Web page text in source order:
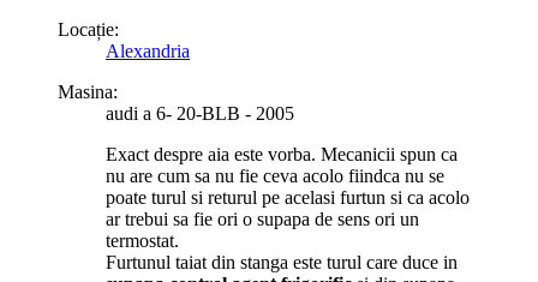
Locație:
Alexandria
Masina:
audi a 6- 20-BLB - 2005
Exact despre aia este vorba. Mecanicii spun ca
nu are cum sa nu fie ceva acolo fiindca nu se
poate turul si returul pe acelasi furtun si ca acolo
ar trebui sa fie ori o supapa de sens ori un
termostat.
Furtunul taiat din stanga este turul care duce in